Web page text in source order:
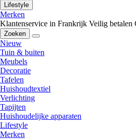
Lifestyle
Merken
Klantenservice in Frankrijk Veilig betalen
Zoeken
Nieuw
Tuin & buiten
Meubels
Decoratie
Tafelen
Huishoudtextiel
Verlichting
Tapijten
Huishoudelijke apparaten
Lifestyle
Merken